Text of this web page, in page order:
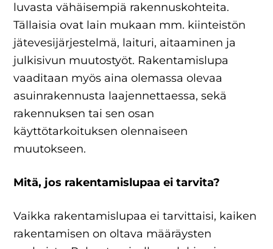
luvasta vähäisempiä rakennuskohteita.
Tällaisia ovat lain mukaan mm. kiinteistön
jätevesijärjestelmä, laituri, aitaaminen ja
julkisivun muutostyöt. Rakentamislupa
vaaditaan myös aina olemassa olevaa
asuinrakennusta laajennettaessa, sekä
rakennuksen tai sen osan
käyttötarkoituksen olennaiseen
muutokseen.
Mitä, jos rakentamislupaa ei tarvita?
Vaikka rakentamislupaa ei tarvittaisi, kaiken
rakentamisen on oltava määräysten